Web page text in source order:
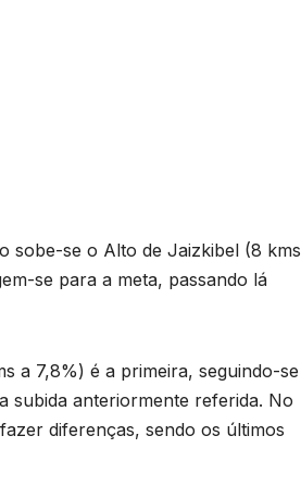
sobe-se o Alto de Jaizkibel (8 kms
se para a meta, passando lá
a 7,8%) é a primeira, seguindo-se
subida anteriormente referida. No
diferenças, sendo os últimos